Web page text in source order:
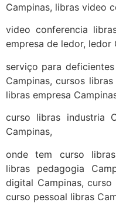
Campinas, libras video
video conferencia
empresa de ledor, ledor
serviço para
Campinas, cursos
libras empresa
curso libras industria
Campinas,
onde tem curso
libras pedagogia
digital Campinas, curso
curso pessoal libras